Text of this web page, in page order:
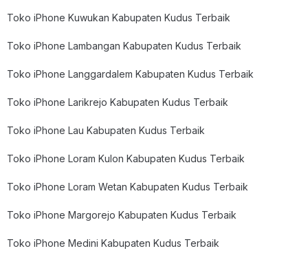
Toko iPhone Kuwukan Kabupaten Kudus Terbaik
Toko iPhone Lambangan Kabupaten Kudus Terbaik
Toko iPhone Langgardalem Kabupaten Kudus Terbaik
Toko iPhone Larikrejo Kabupaten Kudus Terbaik
Toko iPhone Lau Kabupaten Kudus Terbaik
Toko iPhone Loram Kulon Kabupaten Kudus Terbaik
Toko iPhone Loram Wetan Kabupaten Kudus Terbaik
Toko iPhone Margorejo Kabupaten Kudus Terbaik
Toko iPhone Medini Kabupaten Kudus Terbaik